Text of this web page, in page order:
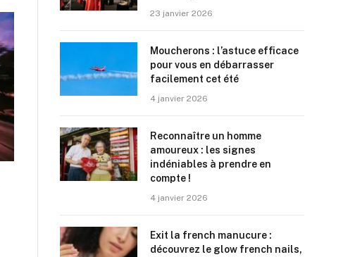
23 janvier 2026
Moucherons : l’astuce efficace
pour vous en débarrasser
facilement cet été
4 janvier 2026
Reconnaître un homme
amoureux : les signes
indéniables à prendre en
compte !
4 janvier 2026
Exit la french manucure :
découvrez le glow french nails,